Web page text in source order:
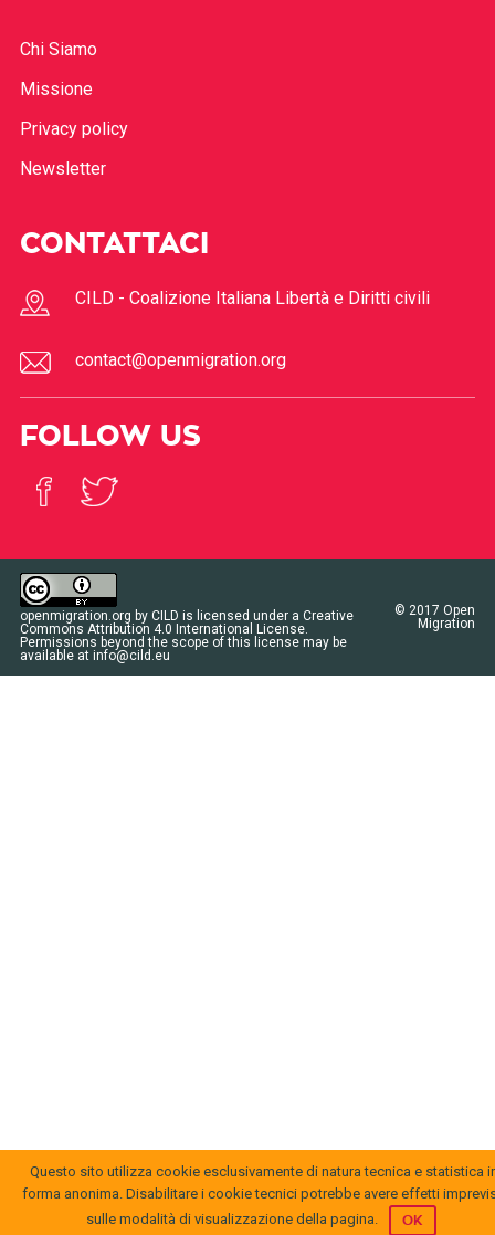
Chi Siamo
Missione
Privacy policy
Newsletter
CONTATTACI
CILD - Coalizione Italiana Libertà e Diritti civili
contact@openmigration.org
FOLLOW US
openmigration.org by CILD is licensed under a Creative
Commons Attribution 4.0 International License.
Permissions beyond the scope of this license may be
available at info@cild.eu
© 2017 Open
Migration
Questo sito utilizza cookie esclusivamente di natura tecnica e statistica
forma anonima. Disabilitare i cookie tecnici potrebbe avere effetti
sulle modalità di visualizzazione della pagina.
OK